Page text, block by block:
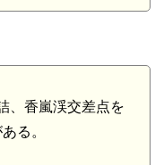
、香嵐渓交差点を
る。